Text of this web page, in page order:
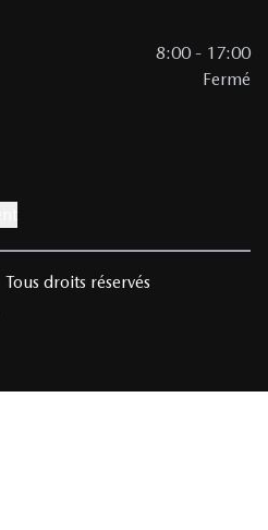
8:00 - 17:00
Fermé
Tous droits réservés